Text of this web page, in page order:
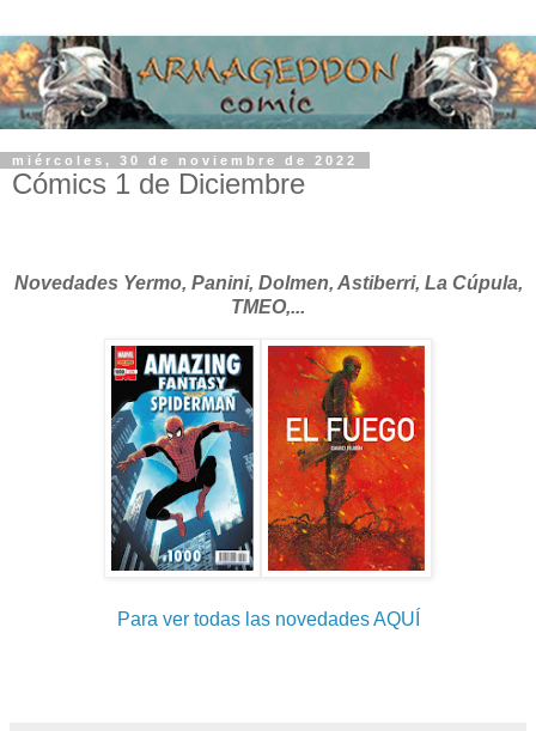
miércoles, 30 de noviembre de 2022
Cómics 1 de Diciembre
Novedades Yermo, Panini, Dolmen, Astiberri, La Cúpula,
TMEO,...
Para ver todas las novedades AQUÍ